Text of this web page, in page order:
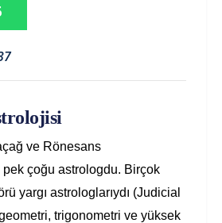
ve Rönesans
pek çoğu astrologdu. Birçok
yargı astrologlarıydı (Judicial
trigonometri ve yüksek